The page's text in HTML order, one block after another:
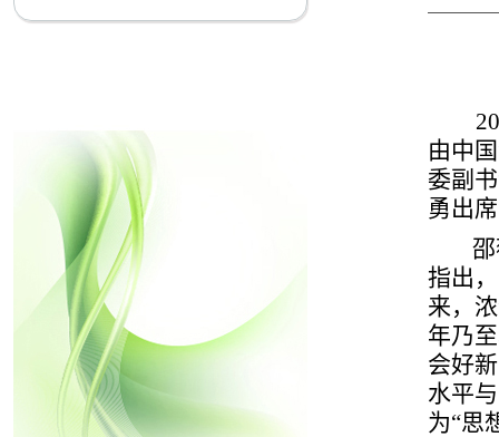
由中
委副
勇出
指出
来，
年乃
会好
水平
为“思